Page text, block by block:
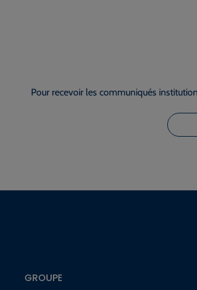
Pour recevoir les communiqués
GROUPE